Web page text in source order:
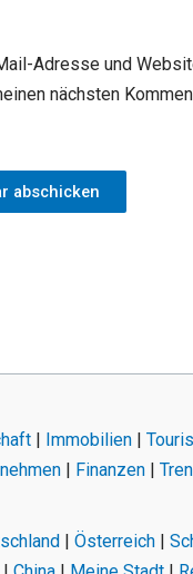
Adresse und
nächsten
| Immobilien |
| Finanzen |
| Österreich |